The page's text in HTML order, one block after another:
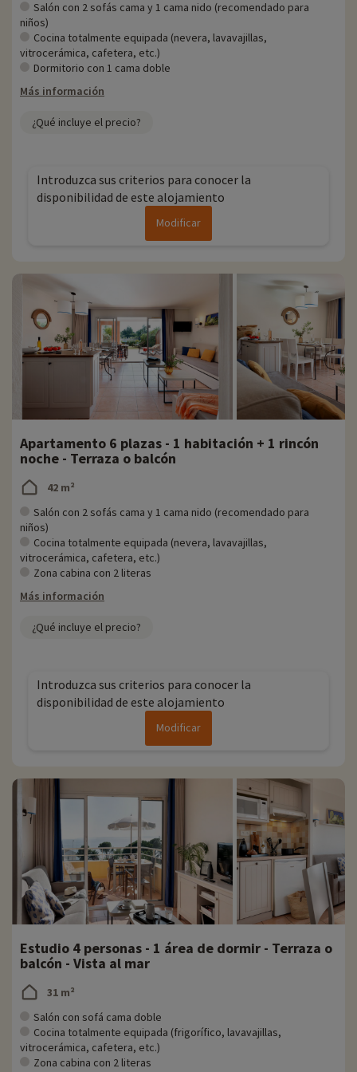
- Se aceptan mascotas, con suplemento
- Residencia gestionada por el grupo Pierre & Vacances
Salón con 2 sofás cama y 1 cama nido (recomendado para
niños)
Cocina totalmente equipada (nevera, lavavajillas,
vitrocerámica, cafetera, etc.)
Dormitorio con 1 cama doble
Más información
¿Qué incluye el precio?
Introduzca sus criterios para conocer la
disponibilidad de este alojamiento
Modificar
Apartamento 6 plazas - 1 habitación + 1 rincón
noche - Terraza o balcón
42 m²
Salón con 2 sofás cama y 1 cama nido (recomendado para
niños)
Cocina totalmente equipada (nevera, lavavajillas,
vitrocerámica, cafetera, etc.)
Zona cabina con 2 literas
Más información
¿Qué incluye el precio?
Introduzca sus criterios para conocer la
disponibilidad de este alojamiento
Modificar
Estudio 4 personas - 1 área de dormir - Terraza o
balcón - Vista al mar
31 m²
Salón con sofá cama doble
Cocina totalmente equipada (frigorífico, lavavajillas,
vitrocerámica, cafetera, etc.)
Zona cabina con 2 literas